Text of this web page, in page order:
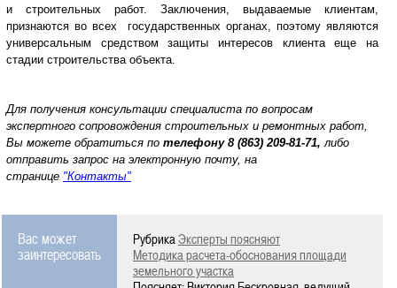
и строительных работ. Заключения, выдаваемые клиентам,
признаются во всех государственных органах, поэтому являются
универсальным средством защиты интересов клиента еще на
стадии строительства объекта.
Для получения консультации специалиста по вопросам
экспертного сопровождения строительных и ремонтных работ,
Вы можете обратиться по телефону 8 (863) 209-81-71, либо
отправить запрос на электронную почту, на
странице "Контакты"
Вас может
заинтересовать
РубрикаЭксперты поясняют
Методика расчета-обоснования площади
земельного участка